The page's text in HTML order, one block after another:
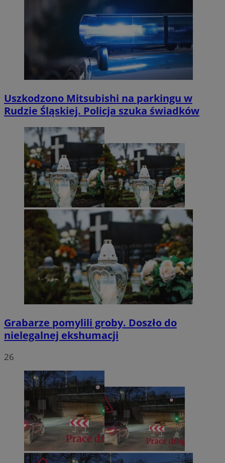
Uszkodzono Mitsubishi na parkingu w
Rudzie Śląskiej. Policja szuka świadków
Grabarze pomylili groby. Doszło do
nielegalnej ekshumacji
26